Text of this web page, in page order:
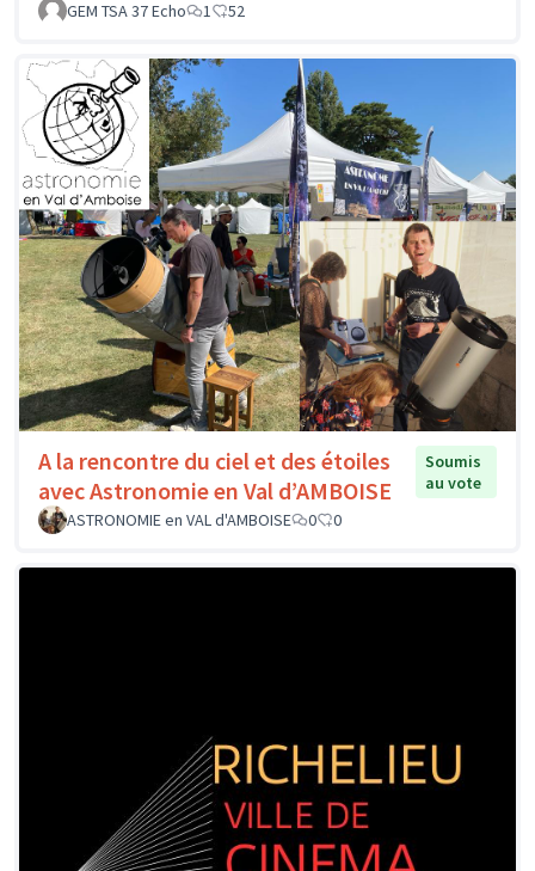
GEM TSA 37 Echo 1 52
A la rencontre du ciel et des étoiles
avec Astronomie en Val d’AMBOISE
Soumis
au vote
ASTRONOMIE en VAL d'AMBOISE
0 0